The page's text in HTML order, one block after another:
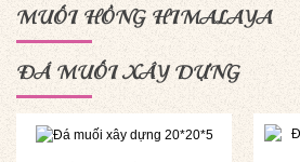
MUỐI HỒNG HIMALAYA
ĐÁ MUỐI XÂY DỰNG